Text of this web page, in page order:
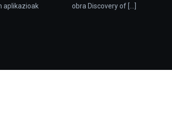
aplikazioak
obra Discovery of [...]